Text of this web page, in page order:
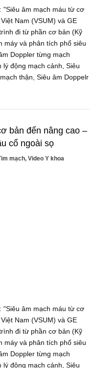
âm mạch máu từ cơ
Nam (VSUM) và GE
đi từ phần cơ bản (Kỹ
máy và phân tích phổ siêu
Doppler từng mạch
lý động mạch cảnh, Siêu
thận, Siêu âm Doppelr
bản đến nâng cao –
cổ ngoài sọ
mạch, Video Y khoa
âm mạch máu từ cơ
Nam (VSUM) và GE
đi từ phần cơ bản (Kỹ
máy và phân tích phổ siêu
Doppler từng mạch
lý động mạch cảnh, Siêu